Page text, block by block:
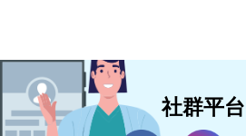
社群平台